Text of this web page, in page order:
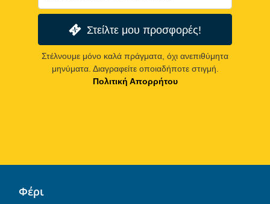
Στείλτε μου προσφορές!
Στέλνουμε μόνο καλά πράγματα, όχι ανεπιθύμητα
μηνύματα. Διαγραφείτε οποιαδήποτε στιγμή.
Πολιτική Απορρήτου
Φέρι